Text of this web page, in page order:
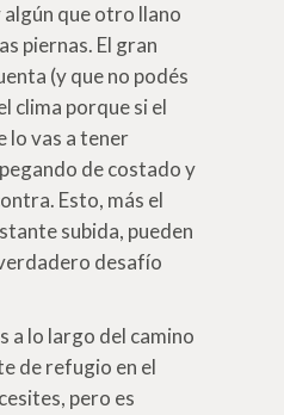
que otro llano
piernas. El gran
(y que no podés
clima porque si el
lo vas a tener
de costado y
Esto, más el
subida, pueden
desafío
a lo largo del camino
de refugio en el
pero es